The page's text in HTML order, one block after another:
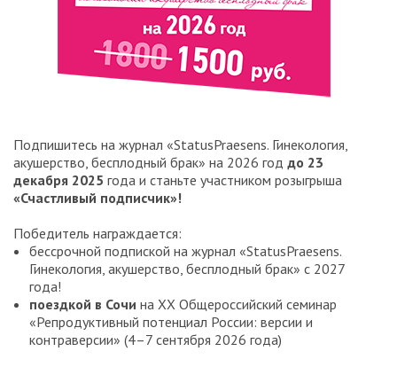
Подпишитесь на журнал «StatusPraesens. Гинекология,
акушерство, бесплодный брак» на 2026 год до 23
декабря 2025 года и станьте участником розыгрыша
«Счастливый подписчик»!
Победитель награждается:
бессрочной подпиской на журнал «StatusPraesens.
Гинекология, акушерство, бесплодный брак» с 2027
года!
поездкой в Сочи на XX Общероссийский семинар
«Репродуктивный потенциал России: версии и
контраверсии» (4–7 сентября 2026 года)